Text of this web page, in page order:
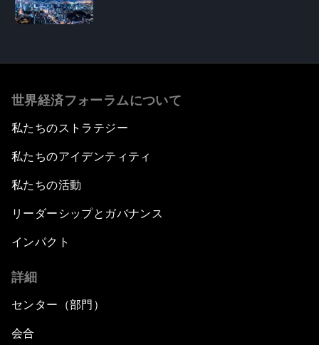
世界経済フォーラムについて
私たちのストラテジー
私たちのアイデンティティ
私たちの活動
リーダーシップとガバナンス
インパクト
詳細
センター（部門）
会合